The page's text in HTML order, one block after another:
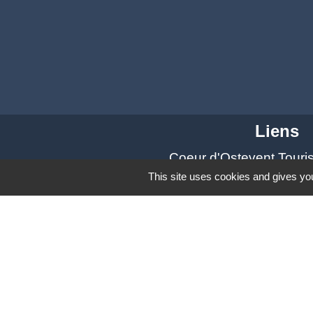
Liens
Coeur d'Ostevent
Département du Nord
Région des Hauts-de-
This site uses cookies and gives